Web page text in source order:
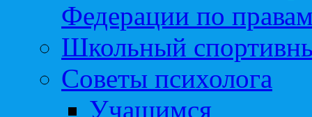
Федерации по
Школьный
Советы психолога
Учащимся